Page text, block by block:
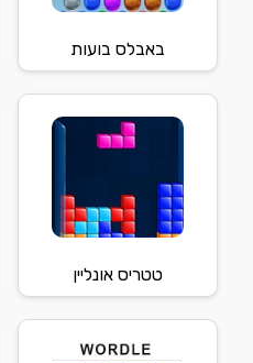
באבלס בועות
טטריס אונליין